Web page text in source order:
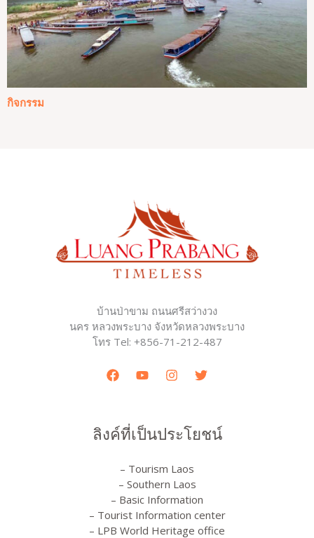
กิจกรรม
บ้านป่าขาม ถนนศรีสว่างวง
นคร หลวงพระบาง จังหวัดหลวงพระบาง
โทร Tel: +856-71-212-487
ลิงค์ที่เป็นประโยชน์
– Tourism Laos
– Southern Laos
– Basic Information
– Tourist Information center
– LPB World Heritage office